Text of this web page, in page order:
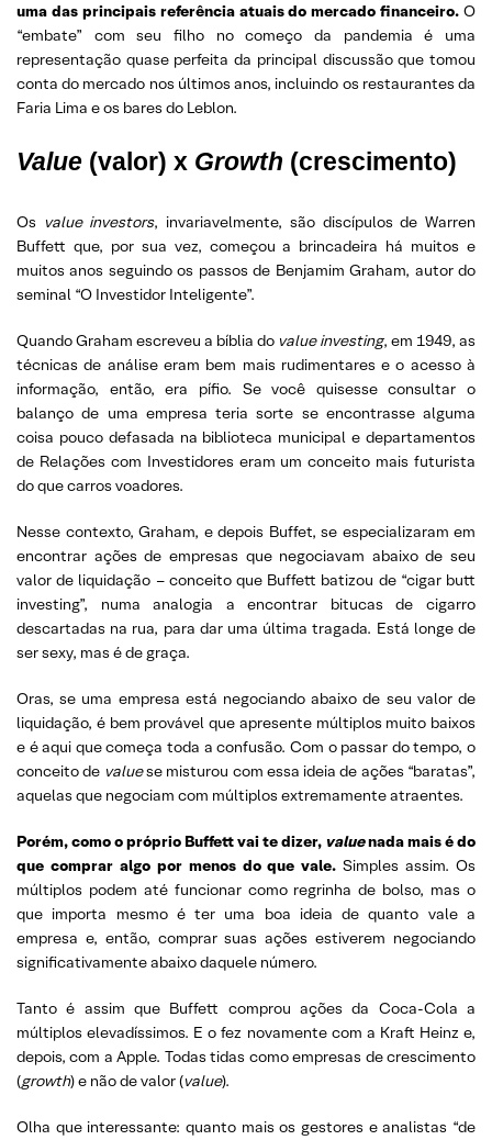
uma das principais referência atuais do mercado financeiro. O
“embate” com seu filho no começo da pandemia é uma
representação quase perfeita da principal discussão que tomou
conta do mercado nos últimos anos, incluindo os restaurantes da
Faria Lima e os bares do Leblon.
Value (valor) x Growth (crescimento)
Os value investors, invariavelmente, são discípulos de Warren
Buffett que, por sua vez, começou a brincadeira há muitos e
muitos anos seguindo os passos de Benjamim Graham, autor do
seminal “O Investidor Inteligente”.
Quando Graham escreveu a bíblia do value investing, em 1949, as
técnicas de análise eram bem mais rudimentares e o acesso à
informação, então, era pífio. Se você quisesse consultar o
balanço de uma empresa teria sorte se encontrasse alguma
coisa pouco defasada na biblioteca municipal e departamentos
de Relações com Investidores eram um conceito mais futurista
do que carros voadores.
Nesse contexto, Graham, e depois Buffet, se especializaram em
encontrar ações de empresas que negociavam abaixo de seu
valor de liquidação – conceito que Buffett batizou de “cigar butt
investing”, numa analogia a encontrar bitucas de cigarro
descartadas na rua, para dar uma última tragada. Está longe de
ser sexy, mas é de graça.
Oras, se uma empresa está negociando abaixo de seu valor de
liquidação, é bem provável que apresente múltiplos muito baixos
e é aqui que começa toda a confusão. Com o passar do tempo, o
conceito de valuese misturou com essa ideia de ações “baratas”,
aquelas que negociam com múltiplos extremamente atraentes.
Porém, como o próprio Buffett vai te dizer, valuenada mais é do
que comprar algo por menos do que vale.Simples assim. Os
múltiplos podem até funcionar como regrinha de bolso, mas o
que importa mesmo é ter uma boa ideia de quanto vale a
empresa e, então, comprar suas ações estiverem negociando
significativamente abaixo daquele número.
Tanto é assim que Buffett comprou ações da Coca-Cola a
múltiplos elevadíssimos. E o fez novamente com a Kraft Heinz e,
depois, com a Apple. Todas tidas como empresas de crescimento
(growth) e não de valor (value).
Olha que interessante: quanto mais os gestores e analistas “de